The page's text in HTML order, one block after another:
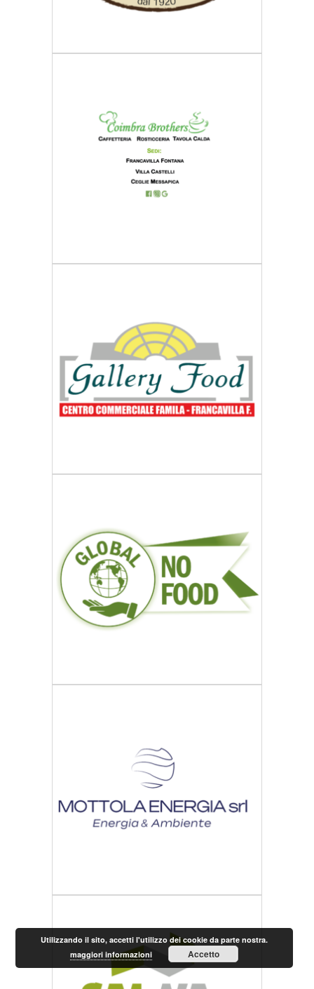
Utilizzando il sito, accetti l'utilizzo dei cookie da parte nostra.
maggiori informazioni
Accetto